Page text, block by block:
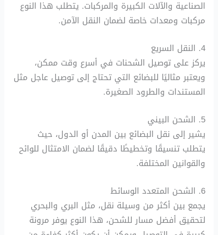
الصناعية والآلات الكبيرة والمركبات. يتطلب هذا النوع
مركبات ومعدات خاصة لضمان النقل الآمن.
4. النقل السريع
يركز على توصيل الشحنات في أسرع وقت ممكن،
ويعتبر مثاليًا للبضائع التي تحتاج إلى توصيل عاجل مثل
المستندات والطرود الصغيرة.
5. الشحن البيني
يشير إلى نقل البضائع بين المدن أو الدول، حيث
يتطلب تنسيقًا وتخطيطًا دقيقًا لضمان الامتثال للوائح
والقوانين المختلفة.
6. الشحن المتعدد الوسائط
يجمع بين أكثر من وسيلة نقل، مثل البري والبحري
لتحقيق أفضل مسار للشحن، هذا النوع يوفر مرونة